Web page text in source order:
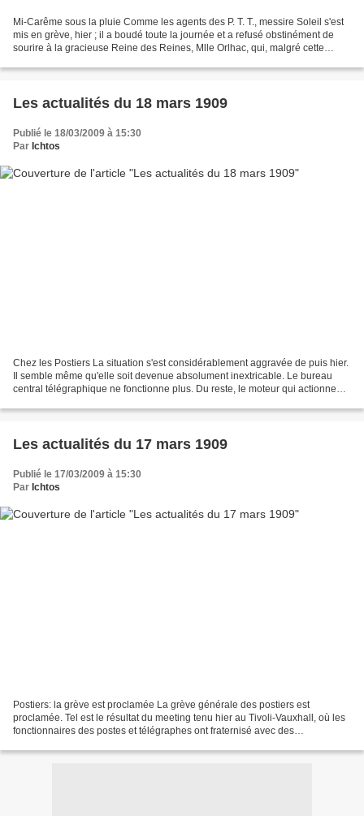
Mi-Carême sous la pluie Comme les agents des P. T. T., messire Soleil s'est
mis en grève, hier ; il a boudé toute la journée et a refusé obstinément de
sourire à la gracieuse Reine des Reines, Mlle Orlhac, qui, malgré cette
Les actualités du 18 mars 1909
Publié le 18/03/2009 à 15:30
Par Ichtos
Chez les Postiers La situation s'est considérablement aggravée de puis hier.
Il semble même qu'elle soit devenue absolument inextricable. Le bureau
central télégraphique ne fonctionne plus. Du reste, le moteur qui actionne
Les actualités du 17 mars 1909
Publié le 17/03/2009 à 15:30
Par Ichtos
Postiers: la grève est proclamée La grève générale des postiers est
proclamée. Tel est le résultat du meeting tenu hier au Tivoli-Vauxhall, où les
fonctionnaires des postes et télégraphes ont fraternisé avec des